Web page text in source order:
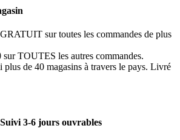
sur toutes les commandes de plus
sur TOUTES les autres commandes.
plus de 40 magasins à travers le pays. Livré
3-6 jours ouvrables